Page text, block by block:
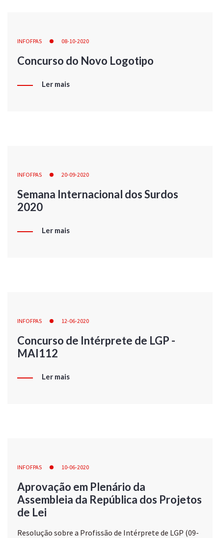
INFOFPAS 08-10-2020
Concurso do Novo Logotipo
Ler mais
INFOFPAS 20-09-2020
Semana Internacional dos Surdos
2020
Ler mais
INFOFPAS 12-06-2020
Concurso de Intérprete de LGP -
MAI112
Ler mais
INFOFPAS 10-06-2020
Aprovação em Plenário da
Assembleia da República dos Projetos
de Lei
Resolução sobre a Profissão de Intérprete de LGP (09-